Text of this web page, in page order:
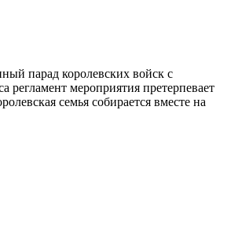
парад королевских войск с
регламент мероприятия претерпевает
семья собирается вместе на